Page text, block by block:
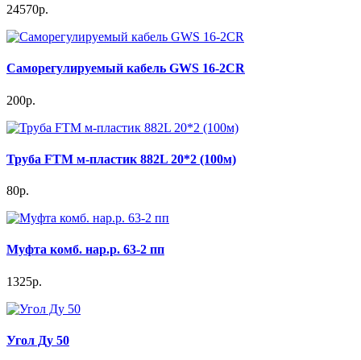
24570р.
Саморегулируемый кабель GWS 16-2CR
200р.
Труба FTM м-пластик 882L 20*2 (100м)
80р.
Муфта комб. нар.р. 63-2 пп
1325р.
Угол Ду 50